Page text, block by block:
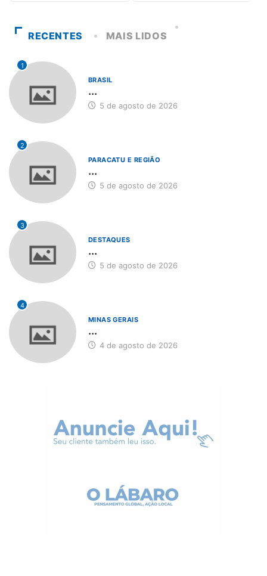
RECENTES MAIS LIDOS
1
BRASIL
...
5 de agosto de 2026
2
PARACATU E REGIÃO
...
5 de agosto de 2026
3
DESTAQUES
...
5 de agosto de 2026
4
MINAS GERAIS
...
4 de agosto de 2026